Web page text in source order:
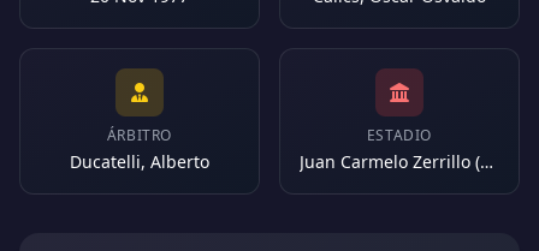
ÁRBITRO
Ducatelli, Alberto
ESTADIO
Juan Carmelo Zerrillo (Argentina)